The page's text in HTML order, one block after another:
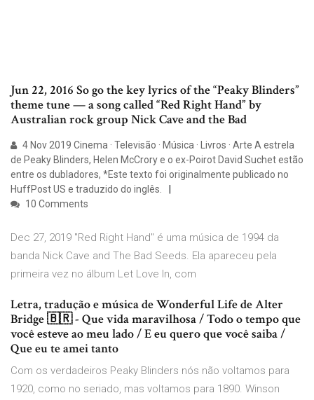
Jun 22, 2016 So go the key lyrics of the “Peaky Blinders”
theme tune — a song called “Red Right Hand” by
Australian rock group Nick Cave and the Bad
4 Nov 2019 Cinema · Televisão · Música · Livros · Arte A estrela
de Peaky Blinders, Helen McCrory e o ex-Poirot David Suchet estão
entre os dubladores, *Este texto foi originalmente publicado no
HuffPost US e traduzido do inglês.
10 Comments
Dec 27, 2019 "Red Right Hand" é uma música de 1994 da
banda Nick Cave and The Bad Seeds. Ela apareceu pela
primeira vez no álbum Let Love In, com
Letra, tradução e música de Wonderful Life de Alter
Bridge 🇧🇷 - Que vida maravilhosa / Todo o tempo que
você esteve ao meu lado / E eu quero que você saiba /
Que eu te amei tanto
Com os verdadeiros Peaky Blinders nós não voltamos para
1920, como no seriado, mas voltamos para 1890. Winson